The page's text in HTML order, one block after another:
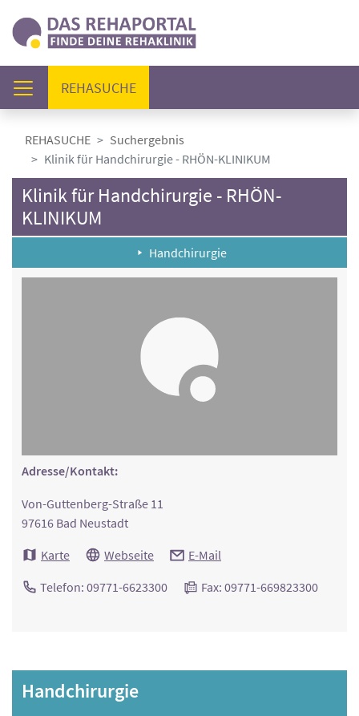
REHASUCHE(AKTUELL)
REHASUCHE
Suchergebnis
Klinik für Handchirurgie - RHÖN-KLINIKUM
Klinik für Handchirurgie - RHÖN-
KLINIKUM
Handchirurgie
Adresse/Kontakt:
Von-Guttenberg-Straße 11
97616 Bad Neustadt
Karte
Webseite E-Mail
Telefon: 09771-6623300 Fax: 09771-669823300
Handchirurgie